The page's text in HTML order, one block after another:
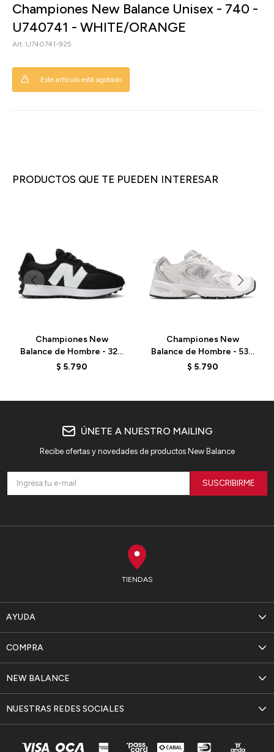
Championes New Balance Unisex - 740 -
U740741 - WHITE/ORANGE
U740741-925
Este artículo está agotado.
PRODUCTOS QUE TE PUEDEN INTERESAR
Championes New
Balance de Hombre - 327
- MS327CBW - BLACK
$ 5.790
Championes New
Balance de Hombre - 530
- MR530EMA - ELD
$ 5.790
TIENDAS
AYUDA
NEW BALANCE
COMPRA
NUESTRAS REDES SOCIALES
ÚNETE A NUESTRO MAILING
Recibe ofertas y novedades de productos New Balance
SUSCRIBIRME